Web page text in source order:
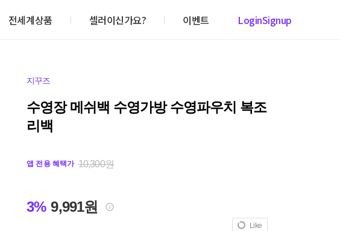
전세계상품 셀러이신가요? 이벤트 LoginSignup
지꾸즈
수영장 메쉬백 수영가방 수영파우치 복조
리백
앱 전용 혜택가 10,300원
3% 9,991원
Like